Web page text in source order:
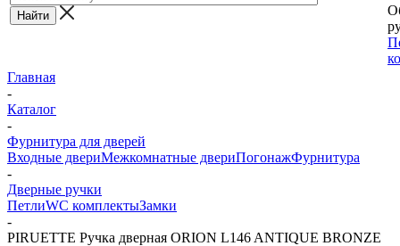
Главная
-
Каталог
-
Фурнитура для дверей
Входные двериМежкомнатные двериПогонажФурнитура
-
Дверные ручки
ПетлиWC комплектыЗамки
-
PIRUETTE Ручка дверная ORION L146 ANTIQUE BRONZE